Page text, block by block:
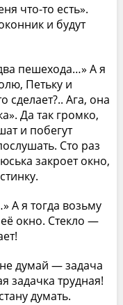
что-то есть».
и будут
пешехода…» А я
Петьку и
сделает?.. Ага, она
Да так громко,
и побегут
Сто раз
закроет окно,
А я тогда возьму
окно. Стекло —
думай — задача
задачка трудная!
думать.